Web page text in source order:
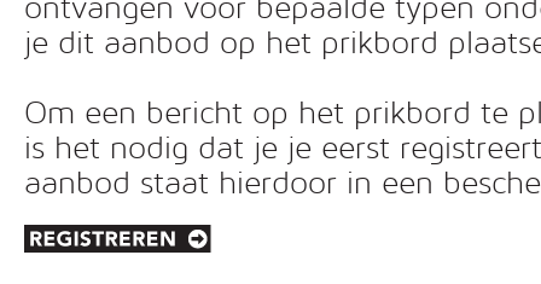
ontvangen voor bepaalde typen
je dit aanbod op het prikbord
Om een bericht op het prikbord te
is het nodig dat je je eerst
aanbod staat hierdoor in een